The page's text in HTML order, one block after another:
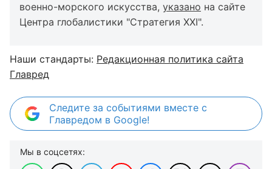
военно-морского искусства, указано на сайте
Центра глобалистики "Стратегия ХХІ".
Наши стандарты: Редакционная политика сайта
Главред
Следите за событиями вместе с
Главредом в Google!
Мы в соцсетях: